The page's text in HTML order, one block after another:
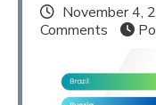
November 4,
Comments